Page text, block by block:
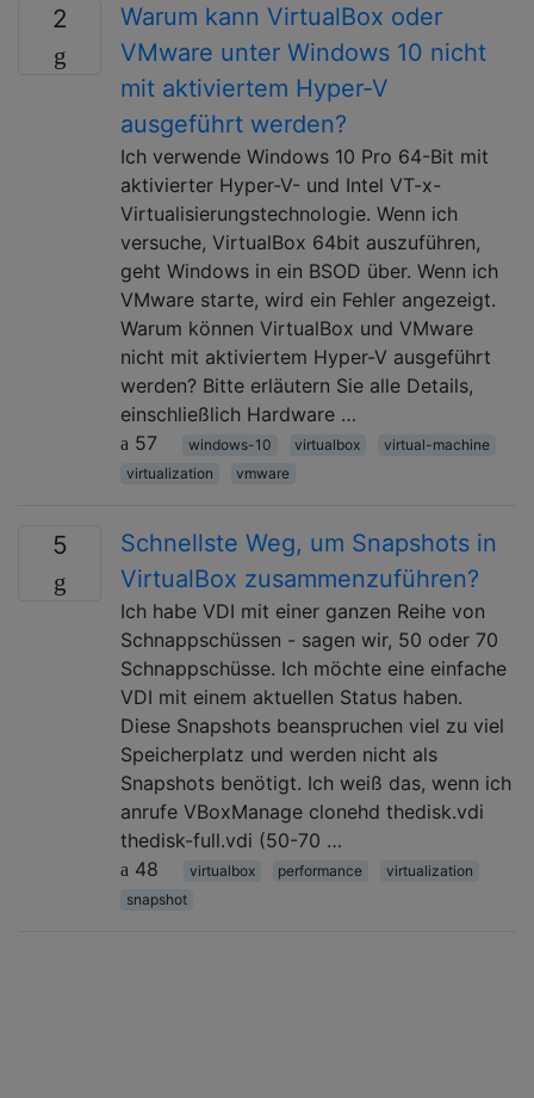
2
Warum kann VirtualBox oder
VMware unter Windows 10 nicht
mit aktiviertem Hyper-V
ausgeführt werden?
Ich verwende Windows 10 Pro 64-Bit mit
aktivierter Hyper-V- und Intel VT-x-
Virtualisierungstechnologie. Wenn ich
versuche, VirtualBox 64bit auszuführen,
geht Windows in ein BSOD über. Wenn ich
VMware starte, wird ein Fehler angezeigt.
Warum können VirtualBox und VMware
nicht mit aktiviertem Hyper-V ausgeführt
werden? Bitte erläutern Sie alle Details,
einschließlich Hardware …
57
windows-10 virtualbox
virtual-machine
virtualization
vmware
5
Schnellste Weg, um Snapshots in
VirtualBox zusammenzuführen?
Ich habe VDI mit einer ganzen Reihe von
Schnappschüssen - sagen wir, 50 oder 70
Schnappschüsse. Ich möchte eine einfache
VDI mit einem aktuellen Status haben.
Diese Snapshots beanspruchen viel zu viel
Speicherplatz und werden nicht als
Snapshots benötigt. Ich weiß das, wenn ich
anrufe VBoxManage clonehd thedisk.vdi
thedisk-full.vdi (50-70 …
48
virtualbox performance
virtualization
snapshot